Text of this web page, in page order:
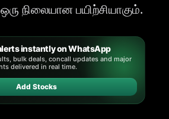
நிலையான பயிற்சியாகும்.
instantly on WhatsApp
bulk deals, concall updates and major
delivered in real time.
Add Stocks